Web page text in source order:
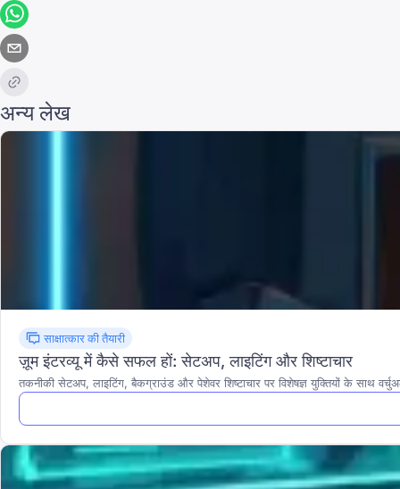
अन्य लेख
साक्षात्कार की तैयारी
ज़ूम इंटरव्यू में कैसे सफल हों: सेटअप, लाइटिंग और शिष्टाचार
तकनीकी सेटअप, लाइटिंग, बैकग्राउंड और पेशेवर शिष्टाचार पर विशेषज्ञ युक्तियों के साथ